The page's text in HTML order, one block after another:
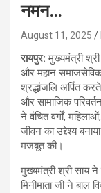
नमन…
August 11, 2025
रायपुर: मुख्यमंत्री
और महान समाजसेविका
श्रद्धांजलि अर्पित
और सामाजिक
ने वंचित वर्गों,
जीवन का उद्देश्य
मजबूत की।
मुख्यमंत्री श्री साय
मिनीमाता जी ने